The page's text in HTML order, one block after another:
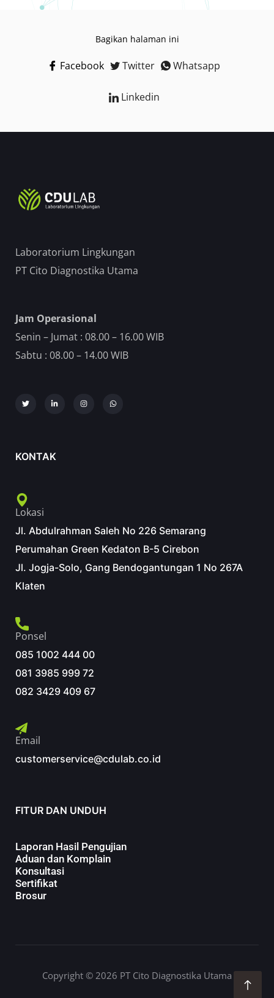
Bagikan halaman ini
Facebook Twitter Whatsapp
Linkedin
Laboratorium Lingkungan
PT Cito Diagnostika Utama
Jam Operasional
Senin – Jumat : 08.00 – 16.00 WIB
Sabtu : 08.00 – 14.00 WIB
KONTAK
Lokasi
Jl. Abdulrahman Saleh No 226 Semarang
Perumahan Green Kedaton B-5 Cirebon
Jl. Jogja-Solo, Gang Bendogantungan 1 No 267A
Klaten
Ponsel
085 1002 444 00
081 3985 999 72
082 3429 409 67
Email
customerservice@cdulab.co.id
FITUR DAN UNDUH
Laporan Hasil Pengujian
Aduan dan Komplain
Konsultasi
Sertifikat
Brosur
Copyright © 2026 PT Cito Diagnostika Utama